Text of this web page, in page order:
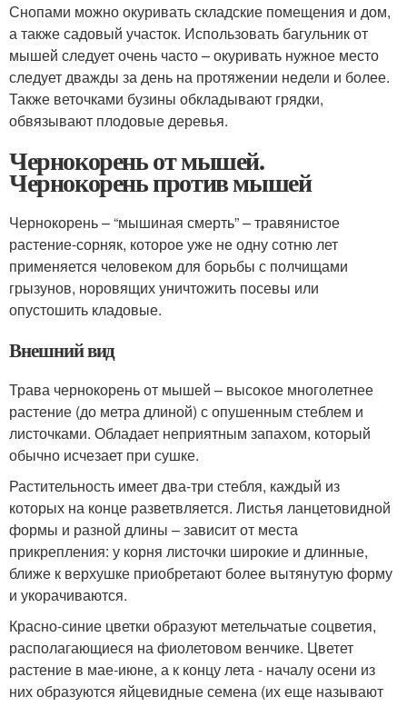
Снопами можно окуривать складские помещения и дом,
а также садовый участок. Использовать багульник от
мышей следует очень часто – окуривать нужное место
следует дважды за день на протяжении недели и более.
Также веточками бузины обкладывают грядки,
обвязывают плодовые деревья.
Чернокорень от мышей.
Чернокорень против мышей
Чернокорень – “мышиная смерть” – травянистое
растение-сорняк, которое уже не одну сотню лет
применяется человеком для борьбы с полчищами
грызунов, норовящих уничтожить посевы или
опустошить кладовые.
Внешний вид
Трава чернокорень от мышей – высокое многолетнее
растение (до метра длиной) с опушенным стеблем и
листочками. Обладает неприятным запахом, который
обычно исчезает при сушке.
Растительность имеет два-три стебля, каждый из
которых на конце разветвляется. Листья ланцетовидной
формы и разной длины – зависит от места
прикрепления: у корня листочки широкие и длинные,
ближе к верхушке приобретают более вытянутую форму
и укорачиваются.
Красно-синие цветки образуют метельчатые соцветия,
располагающиеся на фиолетовом венчике. Цветет
растение в мае-июне, а к концу лета - началу осени из
них образуются яйцевидные семена (их еще называют